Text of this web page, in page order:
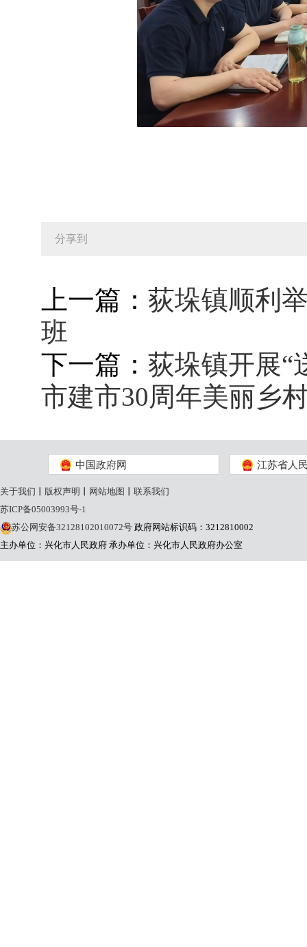
分享到
上一篇： 荻垛镇顺利
班
下一篇： 荻垛镇开展“
市建市30周年美丽乡
中国政府网 江苏省人
关于我们 版权声明 网站地图
联系我们
苏ICP备05003993号-1
苏公网安备32128102010072号 政府网站标识码：3212810002
主办单位：兴化市人民政府 承办单位：兴化市人民政府办公室